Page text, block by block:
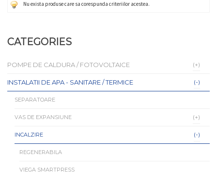
Nu exista produse care sa corespunda criteriilor acestea.
CATEGORIES
POMPE DE CALDURA / FOTOVOLTAICE
INSTALATII DE APA - SANITARE / TERMICE
SEPARATOARE
VAS DE EXPANSIUNE
INCALZIRE
REGENERABILA
VIEGA SMARTPRESS